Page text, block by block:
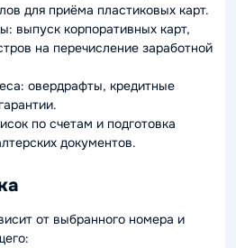
для приёма пластиковых карт.
выпуск корпоративных карт,
на перечисление заработной
овердрафты, кредитные
по счетам и подготовка
документов.
от выбранного номера и